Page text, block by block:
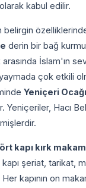
kabul edilir.
belirgin
derin bir bağ
İslam'ın
yaymada çok etkili
Yeniçeri Ocağı
Yeniçeriler, Hacı
kapı kırk makam
şeriat, tarikat,
Her kapının on